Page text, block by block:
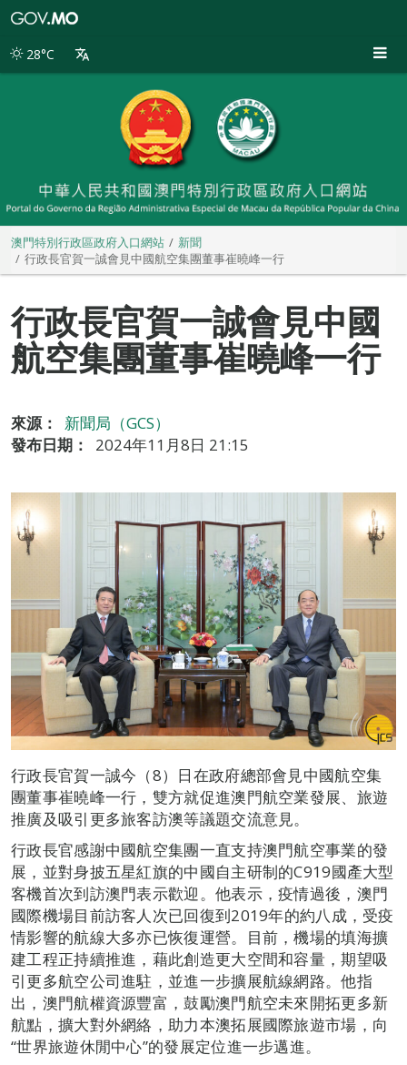
別
28°C
澳門特別行政區政府入口網站
新聞
行政長官賀一誠會見中國航空集團董事崔曉峰一行
行政長官賀一誠會見中國
航空集團董事崔曉峰一行
來源：
新聞局（GCS）
發布日期：
2024年11月8日 21:15
行政長官賀一誠今（8）日在政府總部會見中國航空集
團董事崔曉峰一行，雙方就促進澳門航空業發展、旅遊
推廣及吸引更多旅客訪澳等議題交流意見。
行政長官感謝中國航空集團一直支持澳門航空事業的發
展，並對身披五星紅旗的中國自主研制的C919國產大型
客機首次到訪澳門表示歡迎。他表示，疫情過後，澳門
國際機場目前訪客人次已回復到2019年的約八成，受疫
情影響的航線大多亦已恢復運營。目前，機場的填海擴
建工程正持續推進，藉此創造更大空間和容量，期望吸
引更多航空公司進駐，並進一步擴展航線網路。他指
出，澳門航權資源豐富，鼓勵澳門航空未來開拓更多新
航點，擴大對外網絡，助力本澳拓展國際旅遊市場，向
“世界旅遊休閒中心”的發展定位進一步邁進。